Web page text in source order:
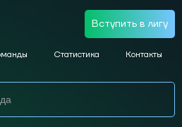
Статистика Контакты
Вступить в лигу